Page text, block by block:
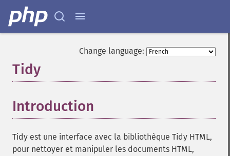
Change language:
Tidy
Introduction
Tidy est une interface avec la bibliothèque Tidy HTML,
pour nettoyer et manipuler les documents HTML,